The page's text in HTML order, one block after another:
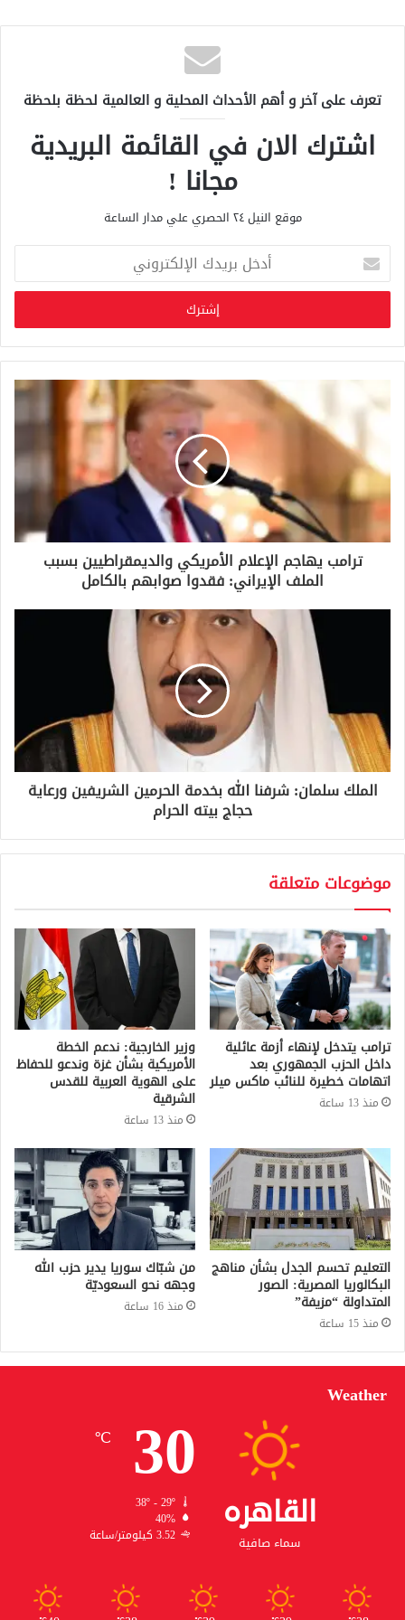
تعرف على آخر و أهم الأحداث المحلية و العالمية لحظة بلحظة
اشترك الان في القائمة البريدية
مجانا !
موقع النيل ٢٤ الحصري علي مدار الساعة
خ
ب
ر
ي
ك
ل
ك
ت
ر
ترامب يهاجم الإعلام الأمريكي والديمقراطيين بسبب
الملف الإيراني: فقدوا صوابهم بالكامل
الملك سلمان: شرفنا الله بخدمة الحرمين الشريفين ورعاية
حجاج بيته الحرام
موضوعات متعلقة
ترامب يتدخل لإنهاء أزمة عائلية
داخل الحزب الجمهوري بعد
اتهامات خطيرة للنائب ماكس ميلر
منذ 13 ساعة
وزير الخارجية: ندعم الخطة
الأمريكية بشأن غزة وندعو للحفاظ
على الهوية العربية للقدس
الشرقية
منذ 13 ساعة
التعليم تحسم الجدل بشأن مناهج
البكالوريا المصرية: الصور
المتداولة “مزيفة”
منذ 15 ساعة
من شبّاك سوريا يدير حزب الله
وجهه نحو السعوديّة
منذ 16 ساعة
Weather
القاهره
سماء صافية
30
℃
38º - 29º
40%
3.52 كيلومتر/ساعة